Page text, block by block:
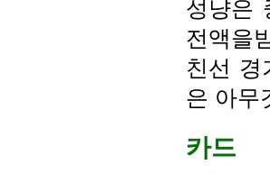
성냥은
전액을
친선 경
은 아무
카드